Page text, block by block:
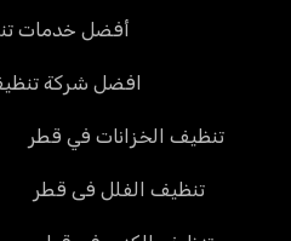
أفضل خدمات
افضل شركة
تنظيف الخزانات في قطر
تنظيف الفلل فى قطر